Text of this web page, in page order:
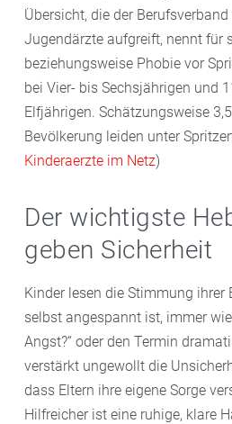
Übersicht, die der
Jugendärzte aufgreift, nennt für
beziehungsweise Phobie vor
bei Vier- bis Sechsjährigen und
Elfjährigen. Schätzungsweise
Bevölkerung leiden unter
Kinderaerzte im Netz)
Der wichtigste
geben Sicherheit
Kinder lesen die Stimmung ihrer
selbst angespannt ist, immer
Angst?“ oder den Termin
verstärkt ungewollt die
dass Eltern ihre eigene Sorge
Hilfreicher ist eine ruhige, klare